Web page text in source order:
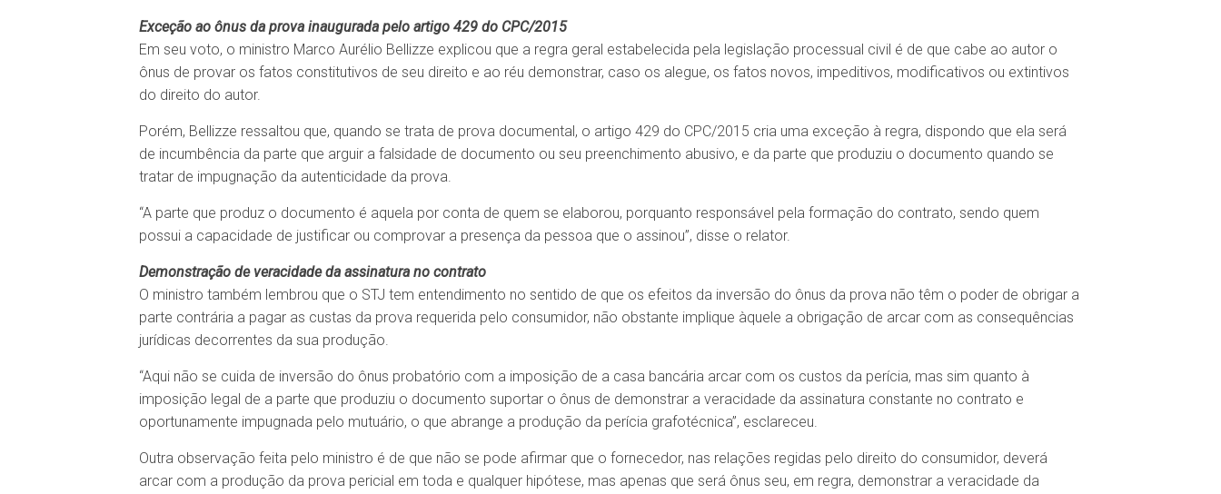
Exceção ao ônus da prova inaugurada pelo artigo 429 do CPC/2015
Em seu voto, o ministro Marco Aurélio Bellizze explicou que a regra geral estabelecida pela legislação processual civil é de que cabe ao autor o
ônus de provar os fatos constitutivos de seu direito e ao réu demonstrar, caso os alegue, os fatos novos, impeditivos, modificativos ou extintivos
do direito do autor.
Porém, Bellizze ressaltou que, quando se trata de prova documental, o artigo 429 do CPC/2015 cria uma exceção à regra, dispondo que ela será
de incumbência da parte que arguir a falsidade de documento ou seu preenchimento abusivo, e da parte que produziu o documento quando se
tratar de impugnação da autenticidade da prova.
“A parte que produz o documento é aquela por conta de quem se elaborou, porquanto responsável pela formação do contrato, sendo quem
possui a capacidade de justificar ou comprovar a presença da pessoa que o assinou”, disse o relator.
Demonstração de veracidade da assinatura no contrato
O ministro também lembrou que o STJ tem entendimento no sentido de que os efeitos da inversão do ônus da prova não têm o poder de obrigar a
parte contrária a pagar as custas da prova requerida pelo consumidor, não obstante implique àquele a obrigação de arcar com as consequências
jurídicas decorrentes da sua produção.
“Aqui não se cuida de inversão do ônus probatório com a imposição de a casa bancária arcar com os custos da perícia, mas sim quanto à
imposição legal de a parte que produziu o documento suportar o ônus de demonstrar a veracidade da assinatura constante no contrato e
oportunamente impugnada pelo mutuário, o que abrange a produção da perícia grafotécnica”, esclareceu.
Outra observação feita pelo ministro é de que não se pode afirmar que o fornecedor, nas relações regidas pelo direito do consumidor, deverá
arcar com a produção da prova pericial em toda e qualquer hipótese, mas apenas que será ônus seu, em regra, demonstrar a veracidade da